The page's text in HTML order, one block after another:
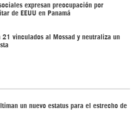
expresan preocupación por
de EEUU en Panamá
21 vinculados al Mossad y neutraliza un
un nuevo estatus para el estrecho de